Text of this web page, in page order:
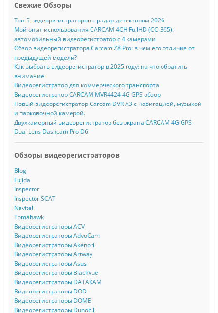
Свежие Обзоры
Топ-5 видеорегистраторов с радар-детектором 2026
Мой опыт использования CARCAM 4CH FullHD (CC-365):
автомобильный видеорегистратор с 4 камерами
Обзор видеорегистратора Carcam Z8 Pro: в чем его отличие от
предыдущей модели?
Как выбрать видеорегистратор в 2025 году: на что обратить
внимание
Видеорегистратор для коммерческого транспорта
Видеорегистратор CARCAM MVR4424 4G GPS обзор
Новый видеорегистратор Carcam DVR A3 с навигацией, музыкой
и парковочной камерой.
Двухкамерный видеорегистратор без экрана CARCAM 4G GPS
Dual Lens Dashcam Pro D6
Обзоры видеорегистраторов
Blog
Fujida
Inspector
Inspector SCAT
Navitel
Tomahawk
Видеорегистраторы ACV
Видеорегистраторы AdvoCam
Видеорегистраторы Akenori
Видеорегистраторы Artway
Видеорегистраторы Asus
Видеорегистраторы BlackVue
Видеорегистраторы DATAKAM
Видеорегистраторы DOD
Видеорегистраторы DOME
Видеорегистраторы Dunobil